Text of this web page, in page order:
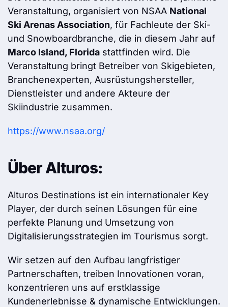
Veranstaltung, organisiert von NSAA National
Ski Arenas Association, für Fachleute der Ski-
und Snowboardbranche, die in diesem Jahr auf
Marco Island, Florida stattfinden wird. Die
Veranstaltung bringt Betreiber von Skigebieten,
Branchenexperten, Ausrüstungshersteller,
Dienstleister und andere Akteure der
Skiindustrie zusammen.
https://www.nsaa.org/
Über Alturos:
Alturos Destinations ist ein internationaler Key
Player, der durch seinen Lösungen für eine
perfekte Planung und Umsetzung von
Digitalisierungs­strategien im Tourismus sorgt.
Wir setzen auf den Aufbau langfristiger
Partnerschaften, treiben Innovationen voran,
konzentrieren uns auf erstklassige
Kundenerlebnisse & dynamische Entwicklungen.